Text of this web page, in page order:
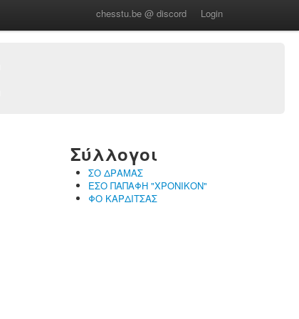
chesstu.be @ discord Login
Σύλλογοι
ΣΟ ΔΡΑΜΑΣ
ΕΣΟ ΠΑΠΑΦΗ "ΧΡΟΝΙΚΟΝ"
ΦΟ ΚΑΡΔΙΤΣΑΣ